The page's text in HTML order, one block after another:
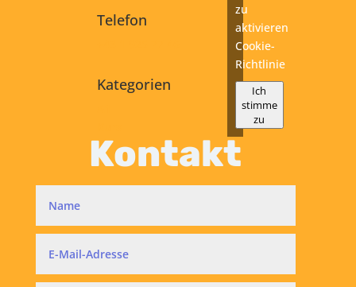
Telefon
Kategorien
zu
aktivieren
Cookie-
Richtlinie
Ich
stimme
zu
Kontakt